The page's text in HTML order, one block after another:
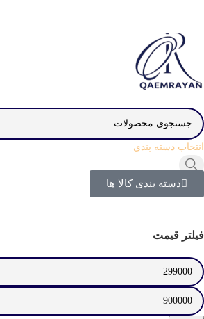
انتخاب دسته بندی
دسته بندی کالا ها
فیلتر قیمت